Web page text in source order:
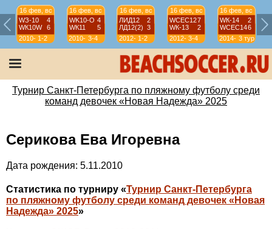
16 фев, вс
WЗ-10
4
WК10W
6
2010-
11
1-2
16 фев, вс
WK10-О 4
WК11
5
2010-
11
3-4
16 фев, вс
ЛИД12
2
ЛД12(2)
3
2012-
13
1-2
16 фев, вс
WСЕС127
WК-13
2
2012-
13
3-4
16 фев, вс
WК-14
2
WСЕС146
2014-
15
3 тур
Турнир Санкт-Петербурга по пляжному футболу среди
команд девочек «Новая Надежда» 2025
Серикова Ева Игоревна
Дата рождения: 5.11.2010
Статистика по турниру «Турнир Санкт-Петербурга
по пляжному футболу среди команд девочек «Новая
Надежда» 2025»